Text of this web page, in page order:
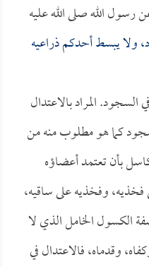
رسول الله صلى الله عليه
ولا يبسط أحدكم ذراعيه
السجود. المراد بالاعتدال
كما هو مطلوب منه من
بأن تعتمد أعضاؤه
وفخذيه على ساقيه،
الكسول الخامل الذي لا
وقدماه، فالاعتدال في